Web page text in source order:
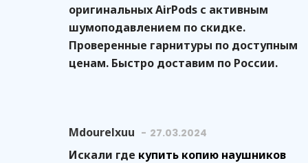
оригинальных AirPods с активным
шумоподавлением по скидке.
Проверенные гарнитуры по доступным
ценам. Быстро доставим по России.
Mdourelxuu 27.03.2024
Искали где купить копию наушников